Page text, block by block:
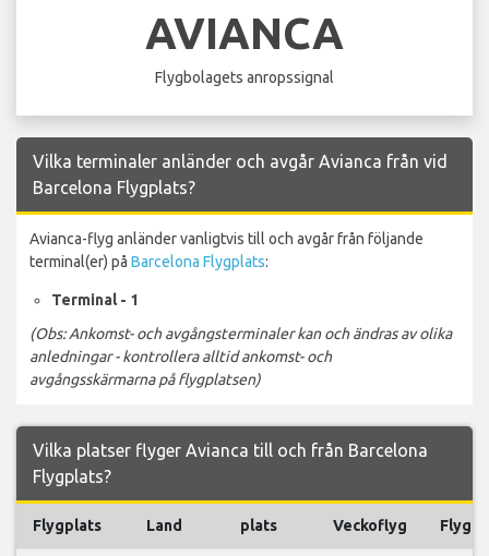
AVIANCA
Flygbolagets anropssignal
Vilka terminaler anländer och avgår Avianca från vid
Barcelona Flygplats?
Avianca-flyg anländer vanligtvis till och avgår från följande
terminal(er) på Barcelona Flygplats:
Terminal - 1
(Obs: Ankomst- och avgångsterminaler kan och ändras av olika
anledningar - kontrollera alltid ankomst- och
avgångsskärmarna på flygplatsen)
Vilka platser flyger Avianca till och från Barcelona
Flygplats?
Flygplats Land plats Veckoflyg Flyg